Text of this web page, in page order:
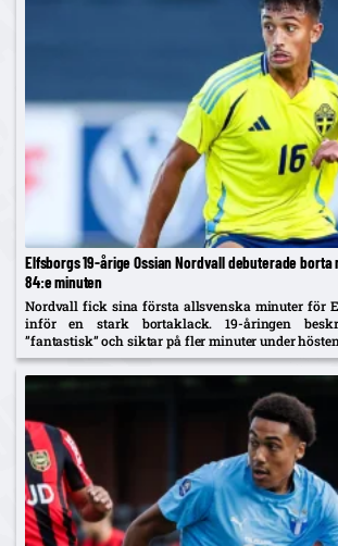
Elfsborgs 19-årige Ossian Nordvall debuterade borta
84:e minuten
Nordvall fick sina första allsvenska minuter för
inför en stark bortaklack. 19-åringen
”fantastisk” och siktar på fler minuter under